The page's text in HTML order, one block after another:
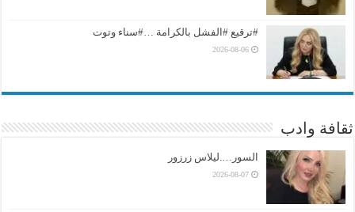
#ترقيع #الفشل بالكرامة …#سناء وتوت
2026-08-06
ثقافة وادب
السور….ليلاس زرزور
2026-08-07